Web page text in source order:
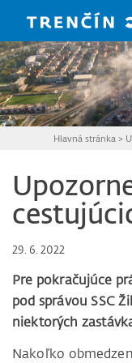
Hlavná stránka >
29. 6. 2022
Pre pokračujúce
pod správou SSC
niektorých
Nakoľko